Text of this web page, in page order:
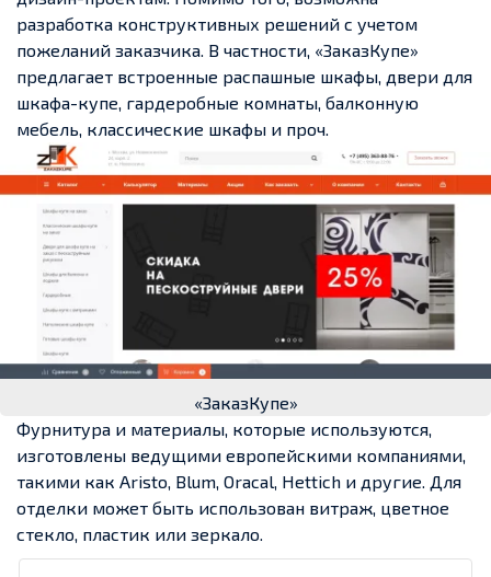
разработка конструктивных решений с учетом
пожеланий заказчика. В частности, «ЗаказКупе»
предлагает встроенные распашные шкафы, двери для
шкафа-купе, гардеробные комнаты, балконную
мебель, классические шкафы и проч.
«ЗаказКупе»
Фурнитура и материалы, которые используются,
изготовлены ведущими европейскими компаниями,
такими как Aristo, Blum, Oracal, Hettich и другие. Для
отделки может быть использован витраж, цветное
стекло, пластик или зеркало.